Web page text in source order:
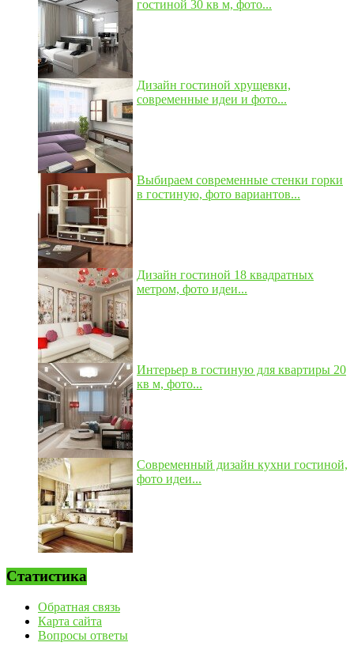
гостиной 30 кв м, фото...
Дизайн гостиной хрущевки,
современные идеи и фото...
Выбираем современные стенки горки
в гостиную, фото вариантов...
Дизайн гостиной 18 квадратных
метром, фото идеи...
Интерьер в гостиную для квартиры 20
кв м, фото...
Современный дизайн кухни гостиной,
фото идеи...
Статистика
Обратная связь
Карта сайта
Вопросы ответы